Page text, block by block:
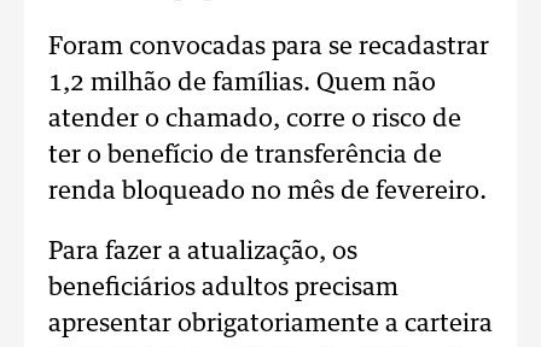
Foram convocadas para se recadastrar
1,2 milhão de famílias. Quem não
atender o chamado, corre o risco de
ter o benefício de transferência de
renda bloqueado no mês de fevereiro.
Para fazer a atualização, os
beneficiários adultos precisam
apresentar obrigatoriamente a carteira